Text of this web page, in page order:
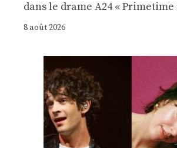
dans le drame A24 « Primetime
8 août 2026